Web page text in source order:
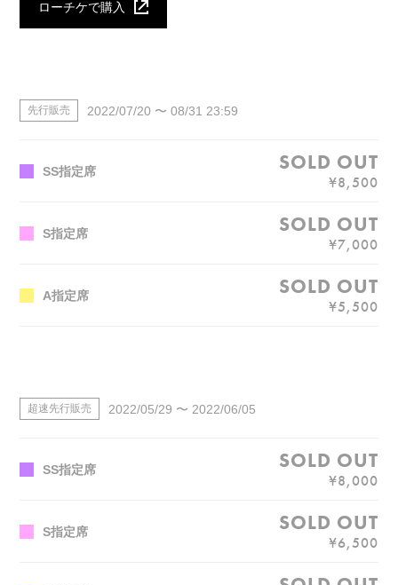
ローチケで購入
先行販売 2022/07/20 〜 08/31 23:59
SS指定席
¥8,500
S指定席
¥7,000
A指定席
¥5,500
超速先行販売 2022/05/29 〜 2022/06/05
SS指定席
¥8,000
S指定席
¥6,500